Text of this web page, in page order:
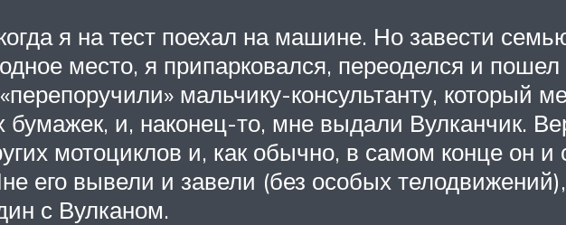
я на тест поехал на машине. Но завести
место, я припарковался, переоделся и пошел
мальчику-консультанту, который
и, наконец-то, мне выдали Вулканчик.
мотоциклов и, как обычно, в самом конце он
его вывели и завели (без особых
с Вулканом.